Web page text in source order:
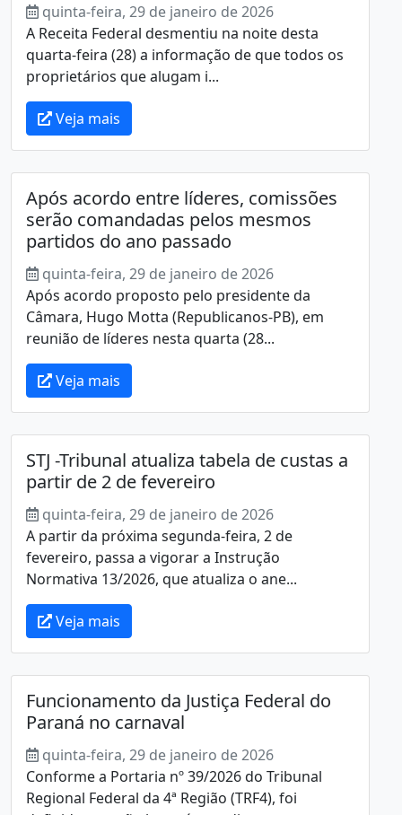
quinta-feira, 29 de janeiro de 2026
A Receita Federal desmentiu na noite desta
quarta-feira (28) a informação de que todos os
proprietários que alugam i...
Veja mais
Após acordo entre líderes, comissões
serão comandadas pelos mesmos
partidos do ano passado
quinta-feira, 29 de janeiro de 2026
Após acordo proposto pelo presidente da
Câmara, Hugo Motta (Republicanos-PB), em
reunião de líderes nesta quarta (28...
Veja mais
STJ -Tribunal atualiza tabela de custas a
partir de 2 de fevereiro
quinta-feira, 29 de janeiro de 2026
A partir da próxima segunda-feira, 2 de
fevereiro, passa a vigorar a Instrução
Normativa 13/2026, que atualiza o ane...
Veja mais
Funcionamento da Justiça Federal do
Paraná no carnaval
quinta-feira, 29 de janeiro de 2026
Conforme a Portaria nº 39/2026 do Tribunal
Regional Federal da 4ª Região (TRF4), foi